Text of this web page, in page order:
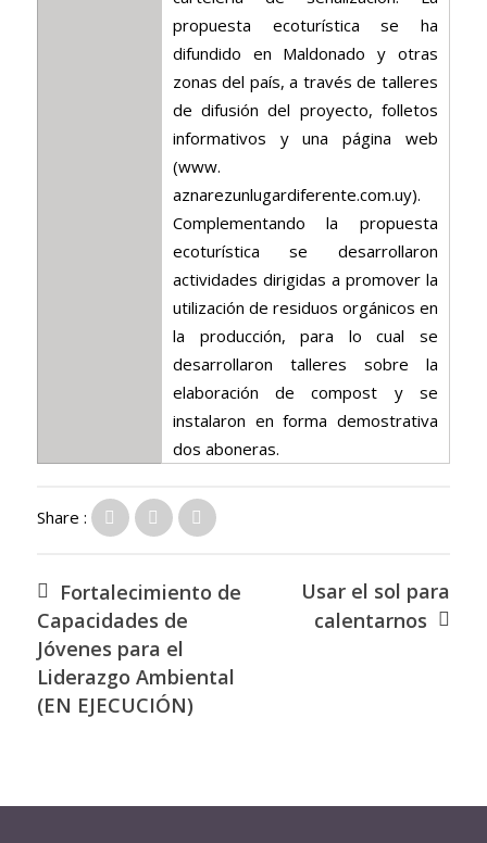
propuesta ecoturística se ha
difundido en Maldonado y otras
zonas del país, a través de talleres
de difusión del proyecto, folletos
informativos y una página web
(www.
aznarezunlugardiferente.com.uy).
Complementando la propuesta
ecoturística se desarrollaron
actividades dirigidas a promover la
utilización de residuos orgánicos en
la producción, para lo cual se
desarrollaron talleres sobre la
elaboración de compost y se
instalaron en forma demostrativa
dos aboneras.
Share :
Fortalecimiento de
Capacidades de
Jóvenes para el
Liderazgo Ambiental
(EN EJECUCIÓN)
Usar el sol para
calentarnos